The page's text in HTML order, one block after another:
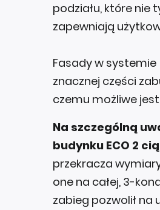
podziału, które nie
zapewniają
Fasady w systemie
znacznej części
czemu możliwe
Na szczególną
budynku ECO 2
przekracza
one na całej, 3-
zabieg pozwolił na